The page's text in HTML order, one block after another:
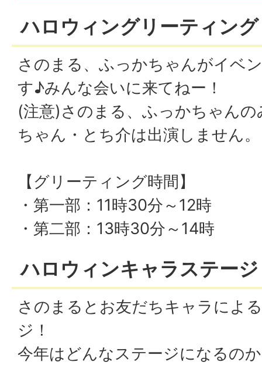
ハロウィングリーティング
さのまる、ふっかちゃんがイベ
す♪みんな会いに来てねー！
(注意)さのまる、ふっかちゃん
ちゃん・とち介は出演しません。
【グリーティング時間】
・第一部：11時30分～12時
・第二部：13時30分～14時
ハロウィンキャラステージ
さのまるとお友だちキャラによ
ジ！
今年はどんなステージになるの